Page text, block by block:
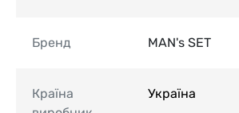
Бренд MAN's SET
Країна
Україна